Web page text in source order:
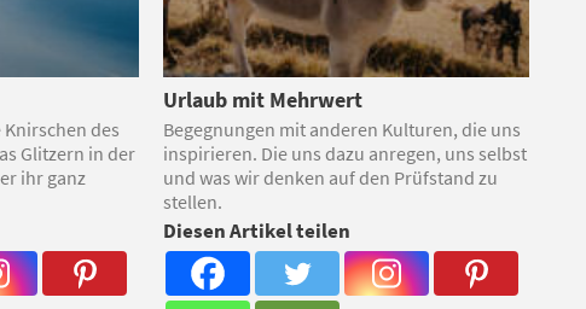
des
Glitzern in der
ihr ganz
Urlaub mit Mehrwert
Begegnungen mit anderen Kulturen, die uns
inspirieren. Die uns dazu anregen, uns selbst
und was wir denken auf den Prüfstand zu
stellen.
Diesen Artikel teilen